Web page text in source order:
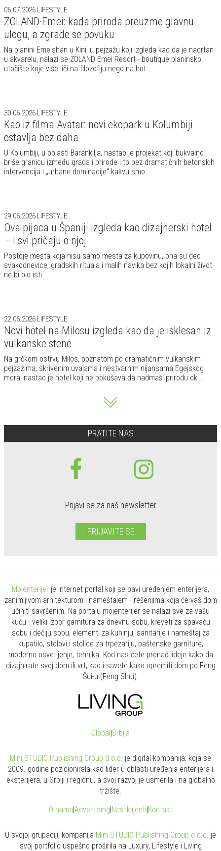
06.07.2026 LIFESTYLE
ZOLAND·Emei: kada priroda preuzme glavnu
ulogu, a zgrade se povuku
Na planini Emeishan u Kini, u pejzažu koji izgleda kao da je nacrtan
u akvarelu, nalazi se ZOLAND·Emei Resort - boutique planinsko
utočište koje više liči na filozofiju nego na hot...
30.06.2026 LIFESTYLE
Kao iz filma Avatar: novi ekopark u Kolumbiji
ostavlja bez daha
U Kolumbiji, u oblasti Barankilja, nastao je projekat koji bukvalno
briše granicu između grada i prirode i to bez dramatičnih betonskih
intervencija i „urbane dominacije“ kakvu smo...
29.06.2026 LIFESTYLE
Ova pijaca u Španiji izgleda kao dizajnerski hotel
– i svi pričaju o njoj
Postoje mesta koja nisu samo mesta za kupovinu, ona su deo
svakodnevice, gradskih rituala i malih navika bez kojih lokalni život
ne bi bio isti.
22.06.2026 LIFESTYLE
Novi hotel na Milosu izgleda kao da je isklesan iz
vulkanske stene
Na grčkom ostrvu Milos, poznatom po dramatičnim vulkanskim
pejzažima, skrivenim uvalama i nestvarnim nijansama Egejskog
mora, nastao je hotel koji ne pokušava da nadmaši prirodu ok...
PRATITE NAS
Prijavi se za naš newsletter
PRIJAVITE SE
Mojenterijer je internet portal koji se bavi uređenjem enterijera,
zanimljivom arhitekturom i nameštajem - rešenjima koja će vaš dom
učiniti savršenim. Na portalu mojenterijer se nalazi sve za vašu
kuću - veliki izbor garnitura za dnevnu sobu, kreveti za spavaću
sobu i dečiju sobu, elementi za kuhinju, sanitarije i nameštaj za
kupatilo, stolovi i stolice za trpezariju, baštenske garniture,
moderno osvetljenje, tehnika. Kod nas ćete pronaći ideje kako da
dizajnirate svoj dom ili vrt, kao i savete kako opremiti dom po Feng
Šui-u (Feng Shui).
Global|Srbija
Mini STUDIO Publishing Group d.o.o. je digital kompanija, koja se
2009. godine pozicionirala kao lider u oblasti uređenja enterijera i
eksterijera, u Srbiji i regionu, a svoj razvoj je usmerila i na globalno
tržište.
O nama|Advertising|Naši klijenti|Kontakt
U svojoj grupaciji, kompanija Mini STUDIO Publishing Group d.o.o. je
svoj portfolio uspešno proširila na Luxury, Lifestyle i Living